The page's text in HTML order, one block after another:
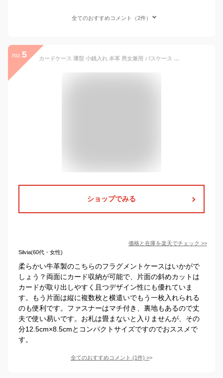
全てのおすすめコメント（2件）
no. 5 カードケース 薄型 小銭入れ 本革 男女兼用 パスケース フラグメントケース カード入れ レディース ミニ 財布 メンズ キーホルダー付 定期入れ 名刺ケース
ショップでみる
価格と在庫を楽天でチェック >>
Silvia(60代・女性)
柔らかい牛革製のこちらのフラグメントケースはいかがで
しょう？両面にカード収納が可能で、片面の斜めカットは
カードが取り出しやすく且つデザイン性にも優れていま
す。もう片面は縦に複数枚と横遣いでもう一枚入れられる
のも便利です。ファスナーはマチ付き、裏地もあるので丈
夫で使い易いです。お札は畳まないと入りませんが、その
分12.5cm×8.5cmとコンパクトサイズですのでおススメで
す。
全てのおすすめコメント (1件) >